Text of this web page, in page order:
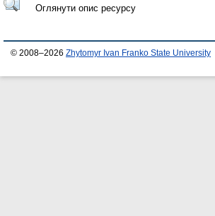
Оглянути опис ресурсу
© 2008–2026 Zhytomyr Ivan Franko State University